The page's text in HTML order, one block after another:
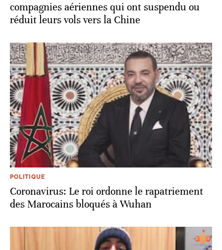
compagnies aériennes qui ont suspendu ou
réduit leurs vols vers la Chine
POLITIQUE
Coronavirus: Le roi ordonne le rapatriement
des Marocains bloqués à Wuhan